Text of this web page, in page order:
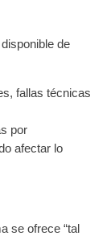
de
fallas técnicas
por
afectar lo
se ofrece “tal